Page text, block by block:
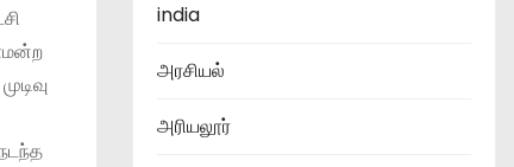
india
அரசியல்
அரியலூர்